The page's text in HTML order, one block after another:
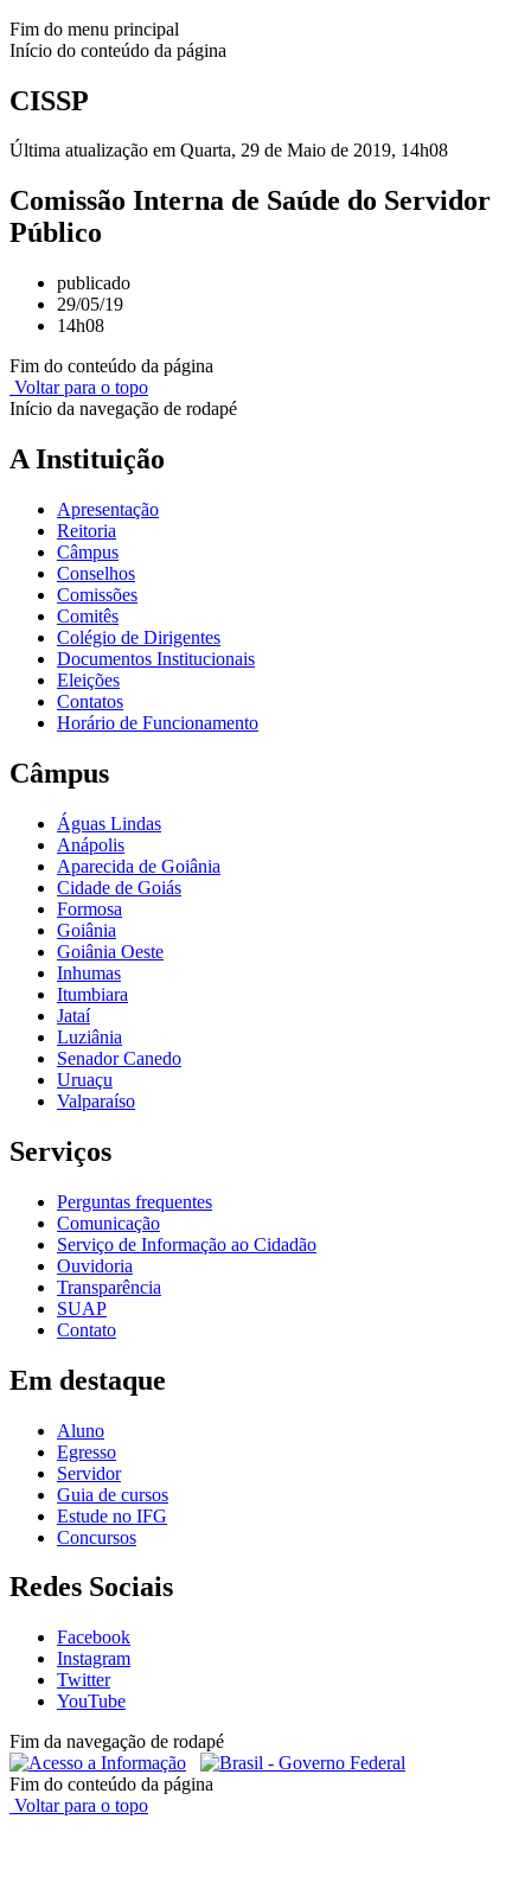
Fim do menu principal
Início do conteúdo da página
CISSP
Última atualização em Quarta, 29 de Maio de 2019, 14h08
Comissão Interna de Saúde do Servidor
Público
publicado
29/05/19
14h08
Fim do conteúdo da página
Voltar para o topo
Início da navegação de rodapé
A Instituição
Apresentação
Reitoria
Câmpus
Conselhos
Comissões
Comitês
Colégio de Dirigentes
Documentos Institucionais
Eleições
Contatos
Horário de Funcionamento
Câmpus
Águas Lindas
Anápolis
Aparecida de Goiânia
Cidade de Goiás
Formosa
Goiânia
Goiânia Oeste
Inhumas
Itumbiara
Jataí
Luziânia
Senador Canedo
Uruaçu
Valparaíso
Serviços
Perguntas frequentes
Comunicação
Serviço de Informação ao Cidadão
Ouvidoria
Transparência
SUAP
Contato
Em destaque
Aluno
Egresso
Servidor
Guia de cursos
Estude no IFG
Concursos
Redes Sociais
Facebook
Instagram
Twitter
YouTube
Fim da navegação de rodapé
Fim do conteúdo da página
Voltar para o topo